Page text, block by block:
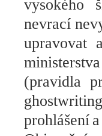
vysokého
nevrací
upravovat a
(pravidla
prohlášení